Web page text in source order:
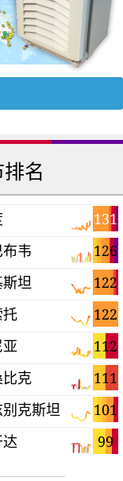
名
131
126
韦
122
坦
122
托
112
亚
111
克
101
克斯坦
99
达